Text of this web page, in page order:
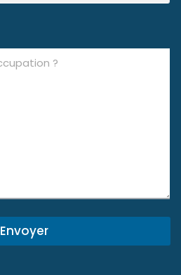
Envoyer